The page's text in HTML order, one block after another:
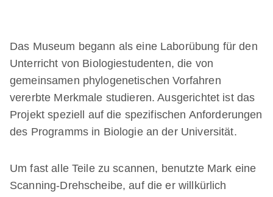
Das Museum begann als eine Laborübung für den
Unterricht von Biologiestudenten, die von
gemeinsamen phylogenetischen Vorfahren
vererbte Merkmale studieren. Ausgerichtet ist das
Projekt speziell auf die spezifischen Anforderungen
des Programms in Biologie an der Universität.
Um fast alle Teile zu scannen, benutzte Mark eine
Scanning-Drehscheibe, auf die er willkürlich